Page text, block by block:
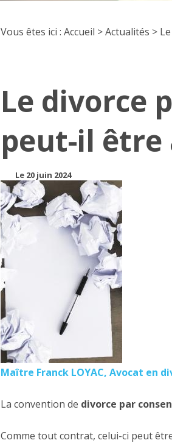
Vous êtes ici : Accueil >Actualités >
Le divorce
peut-il être
Le 20 juin 2024
Maître Franck LOYAC, Avocat en
La convention de divorce par
Comme tout contrat, celui-ci peut